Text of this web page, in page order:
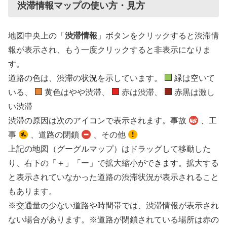
渋滞情報マップの使い方・見方
地図中央上の「 渋滞情報 」ボタンをクリックすると渋滞情
報が表示され、もう一度クリックすると非表示になりま
す。
道路の色は、渋滞の状況を示しています。
緑は空いて
いる、
黄色はやや渋滞、 赤は渋滞、
赤黒は激し
い渋滞
渋滞の原因は次のアイコンで表示されます。事故
、工
事
、道路の閉鎖
、その他
上記の地図（グーグルマップ）はドラッグして移動した
り、右下の「＋」「ー」で拡大縮小ができます。拡大する
と表示されていなかった道路の渋滞状況が表示されること
もあります。
※交通量の少ない道路や時間帯では、渋滞情報が表示され
ない場合があります。※道路が閉鎖されている場所は赤の